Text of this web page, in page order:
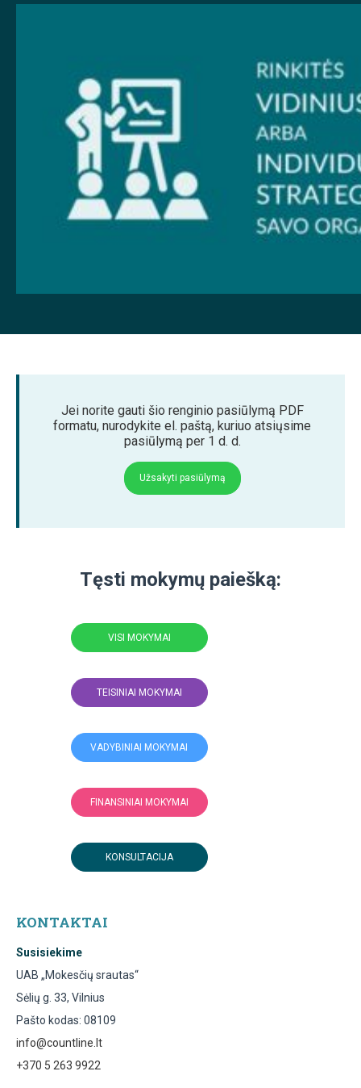
Jei norite gauti šio renginio pasiūlymą PDF
formatu, nurodykite el. paštą, kuriuo atsiųsime
pasiūlymą per 1 d. d.
Užsakyti pasiūlymą
Tęsti mokymų paiešką:
VISI MOKYMAI
TEISINIAI MOKYMAI
VADYBINIAI MOKYMAI
FINANSINIAI MOKYMAI
KONSULTACIJA
KONTAKTAI
Susisiekime
UAB „Mokesčių srautas“
Sėlių g. 33, Vilnius
Pašto kodas: 08109
info@countline.lt
+370 5 263 9922